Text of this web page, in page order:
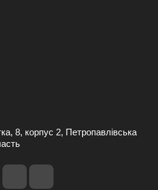
8, корпус 2, Петропавлівська